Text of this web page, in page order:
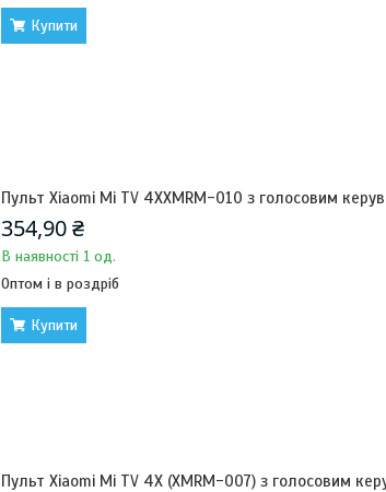
Купити
Пульт Xiaomi Mi TV 4XXMRM-010 з голосовим
354,90 ₴
В наявності 1 од.
Оптом і в роздріб
Купити
Пульт Xiaomi Mi TV 4X (XMRM-007) з голосовим